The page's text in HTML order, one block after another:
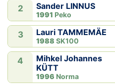
2 Sander LINNUS
1991 Peko
3 Lauri TAMMEMÄE
1988 SK100
4
Mihkel Johannes
KÜTT
1996 Norma